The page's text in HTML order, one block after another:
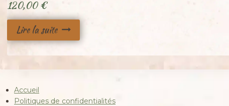
120,00€
Lire la suite
Accueil
Politiques de confidentialités